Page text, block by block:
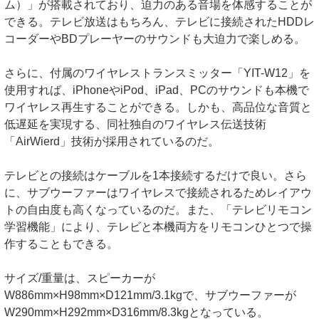
ム）」が搭載されており、迫力のある音場を体感することが
できる。テレビ放送はもちろん、テレビに接続されたHDDレ
コーダーやBDプレーヤーのサウンドも大迫力で楽しめる。
さらに、付属のワイヤレストランスミッター「YIT-W12」を
使用すれば、iPhoneやiPod、iPad、PCのサウンドも本機で
ワイヤレス再生することができる。しかも、高品位な音質と
低遅延を実現する、同社独自のワイヤレス伝送技術
「AirWierd」技術が採用されているのだ。
テレビとの接続はケーブルを1本接続するだけで良い。さら
に、サブウーファーはワイヤレスで接続されるためレイアウ
トの自由度も高くなっているのだ。また、「テレビリモコン
学習機能」により、テレビと本機両方をリモコンひとつで操
作することもできる。
サイズ/重量は、スピーカーが
W886mm×H98mm×D121mm/3.1kgで、サブウーファーが
W290mm×H292mm×D316mm/8.3kgとなっている。